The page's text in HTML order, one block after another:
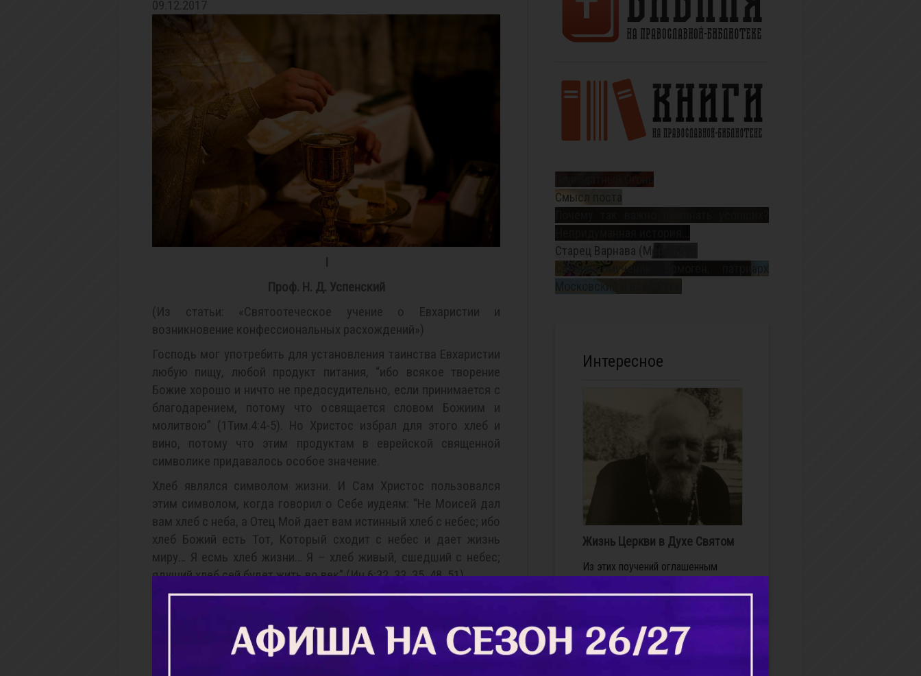
09.12.2017
I
Проф. Н. Д. Успенский
(Из статьи: «Святоотеческое учение о Евхаристии и
возникновение конфессиональных расхождений»)
Господь мог употребить для установления таинства Евхаристии
любую пищу, любой продукт питания, “ибо всякое творение
Божие хорошо и ничто не предосудительно, если принимается с
благодарением, потому что освящается словом Божиим и
молитвою” (1Тим.4:4-5). Но Христос избрал для этого хлеб и
вино, потому что этим продуктам в еврейской священной
символике придавалось особое значение.
Хлеб являлся символом жизни. И Сам Христос пользовался
этим символом, когда говорил о Себе иудеям: “Не Моисей дал
вам хлеб с неба, а Отец Мой дает вам истинный хлеб с небес; ибо
хлеб Божий есть Тот, Который сходит с небес и дает жизнь
миру… Я есмь хлеб жизни… Я – хлеб живый, сшедший с небес;
ядущий хлеб сей будет жить во век” (Ин.6:32, 33, 35, 48, 51).
12377 просмотров
Святые Тайны
Смысл поста
Старец Варнава (Меркулов)
Священномученик Ермоген, патриарх
Интересное
Жизнь Церкви в Духе Святом
Из этих поучений оглашенным
православном требнике, и само
“отрицание от сатаны” человека,